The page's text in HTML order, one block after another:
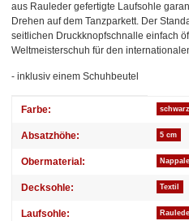
aus Rauleder gefertigte Laufsohle
Drehen auf dem Tanzparkett. Der
seitlichen Druckknopfschnalle einfach
Weltmeisterschuh für den
- inklusiv einem Schuhbeutel
Produkteigenschaft
Wert
Farbe: schwarz
Absatzhöhe: 5 cm
Obermaterial:
Decksohle: Textil
Laufsohle: